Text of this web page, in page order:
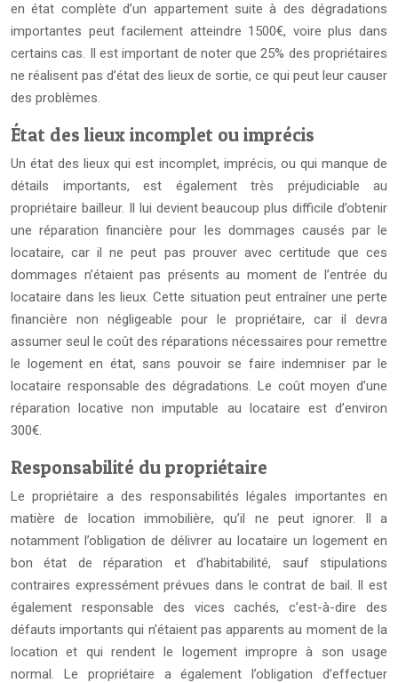
en état complète d’un appartement suite à des dégradations
importantes peut facilement atteindre 1500€, voire plus dans
certains cas. Il est important de noter que 25% des propriétaires
ne réalisent pas d’état des lieux de sortie, ce qui peut leur causer
des problèmes.
État des lieux incomplet ou imprécis
Un état des lieux qui est incomplet, imprécis, ou qui manque de
détails importants, est également très préjudiciable au
propriétaire bailleur. Il lui devient beaucoup plus difficile d’obtenir
une réparation financière pour les dommages causés par le
locataire, car il ne peut pas prouver avec certitude que ces
dommages n’étaient pas présents au moment de l’entrée du
locataire dans les lieux. Cette situation peut entraîner une perte
financière non négligeable pour le propriétaire, car il devra
assumer seul le coût des réparations nécessaires pour remettre
le logement en état, sans pouvoir se faire indemniser par le
locataire responsable des dégradations. Le coût moyen d’une
réparation locative non imputable au locataire est d’environ
300€.
Responsabilité du propriétaire
Le propriétaire a des responsabilités légales importantes en
matière de location immobilière, qu’il ne peut ignorer. Il a
notamment l’obligation de délivrer au locataire un logement en
bon état de réparation et d’habitabilité, sauf stipulations
contraires expressément prévues dans le contrat de bail. Il est
également responsable des vices cachés, c’est-à-dire des
défauts importants qui n’étaient pas apparents au moment de la
location et qui rendent le logement impropre à son usage
normal. Le propriétaire a également l’obligation d’effectuer